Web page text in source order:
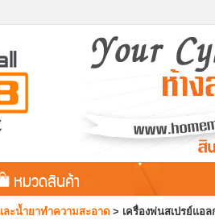
หมวดสินค้า
ะน้ำยาทำความสะอาด > เครื่องพ่นสเปรย์แอ